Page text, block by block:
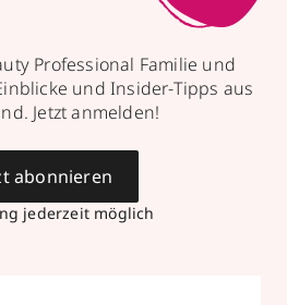
Professional Familie und
und Insider-Tipps aus
Jetzt anmelden!
jederzeit möglich
abonnieren